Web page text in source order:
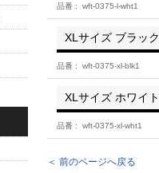
品番 wft-0375-l-wht1
XLサイズ ブラック
品番 wft-0375-xl-blk1
XLサイズ ホワイト
品番 wft-0375-xl-wht1
＜ 前のページへ戻る